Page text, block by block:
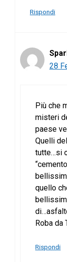
Rispondi
28
Più che
misteri
paese
Quelli
tutte…si
quello
Roba da
Rispondi